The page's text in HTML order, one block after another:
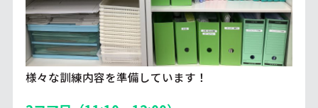
様々な訓練内容を準備しています！